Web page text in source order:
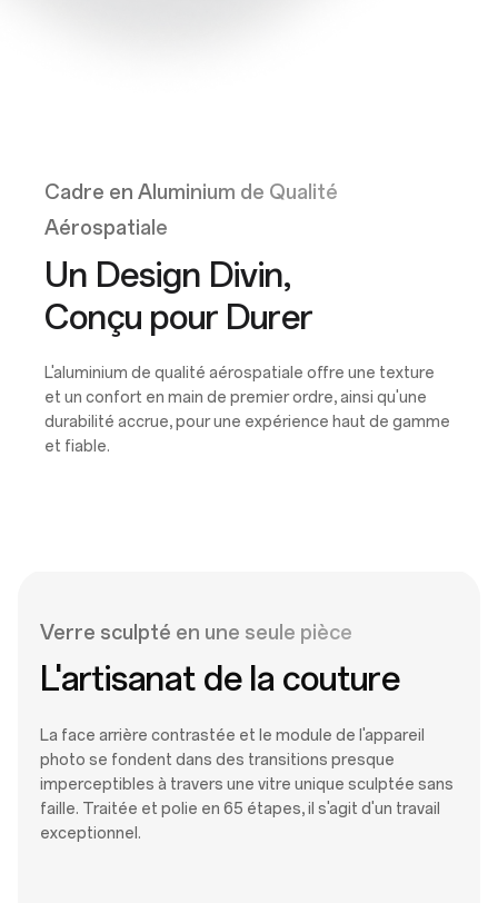
Cadre en Aluminium de Qualité
Aérospatiale
Un Design Divin,
Conçu pour Durer
L'aluminium de qualité aérospatiale offre une texture
et un confort en main de premier ordre, ainsi qu'une
durabilité accrue, pour une expérience haut de gamme
et fiable.
Verre sculpté en une seule pièce
L'artisanat de la couture
La face arrière contrastée et le module de l'appareil
photo se fondent dans des transitions presque
imperceptibles à travers une vitre unique sculptée sans
faille. Traitée et polie en 65 étapes, il s'agit d'un travail
exceptionnel.